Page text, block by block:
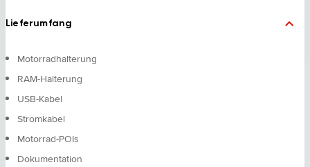
Lieferumfang
Motorradhalterung
RAM-Halterung
USB-Kabel
Stromkabel
Motorrad-POIs
Dokumentation